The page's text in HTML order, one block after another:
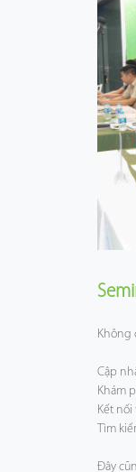
Không
Cập
Khám
Kết
Tìm
Đây